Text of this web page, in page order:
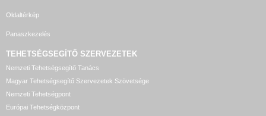
Oldaltérkép
Panaszkezelés
TEHETSÉGSEGÍTŐ SZERVEZETEK
Nemzeti Tehetségsegítő Tanács
Magyar Tehetségsegítő Szervezetek Szövetsége
Nemzeti Tehetségpont
Európai Tehetségközpont